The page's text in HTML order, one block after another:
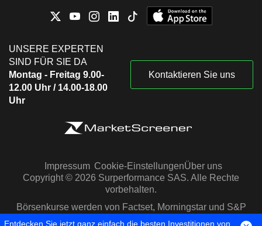
UNSERE EXPERTEN
SIND FÜR SIE DA
Montag - Freitag 9.00-
12.00 Uhr / 14.00-18.00
Uhr
Kontaktieren Sie uns
Impressum Cookie-EinstellungenÜber uns
Copyright © 2026 Surperformance SAS. Alle Rechte
vorbehalten.
Börsenkurse werden von Factset, Morningstar und S&P
Capital IQ zur Verfügung gestellt
Entdecken Sie jetzt ganz einfach die besten Investitionen von